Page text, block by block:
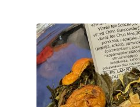
Ostoskori
Tilaus- ja sopimusehdot
Yrityksille